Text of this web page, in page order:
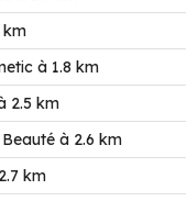
km
à 1.8 km
2.5 km
à 2.6 km
km